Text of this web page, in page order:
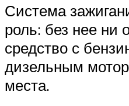
Система
роль: без нее ни
средство с
дизельным
места.